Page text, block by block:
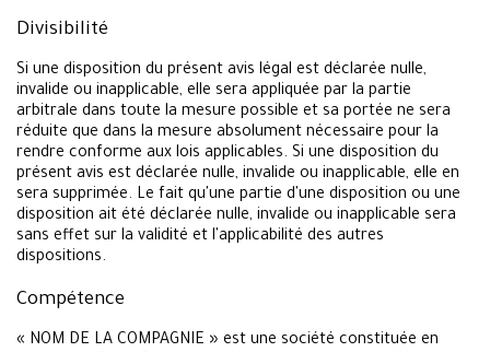
Divisibilité
Si une disposition du présent avis légal est déclarée nulle,
invalide ou inapplicable, elle sera appliquée par la partie
arbitrale dans toute la mesure possible et sa portée ne sera
réduite que dans la mesure absolument nécessaire pour la
rendre conforme aux lois applicables. Si une disposition du
présent avis est déclarée nulle, invalide ou inapplicable, elle en
sera supprimée. Le fait qu'une partie d'une disposition ou une
disposition ait été déclarée nulle, invalide ou inapplicable sera
sans effet sur la validité et l'applicabilité des autres
dispositions.
Compétence
« NOM DE LA COMPAGNIE » est une société constituée en